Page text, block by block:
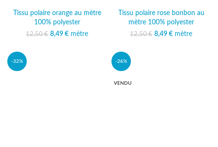
Tissu polaire orange au mètre
100% polyester
12,50€ Le prix initial était :
8,49 €
Le prix
mètre
Tissu polaire rose bonbon au
mètre 100% polyester
12,50€ Le prix initial était :
8,49 €
Le prix
mètre
-32% -26%
VENDU